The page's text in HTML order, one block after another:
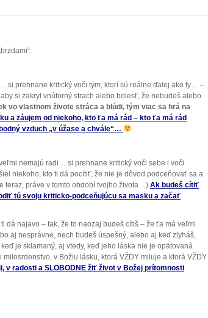
si prehnane kritický voči tým, ktorí sú reálne ďalej ako ty… –
si zakryl vnútorný strach alebo bolesť, že nebudeš alebo
vo vlastnom živote stráca a blúdi, tým viac sa hrá na
a záujem od niekoho, kto ťa má rád – kto ťa má rád
vzduch „v úžase a chvále“…
nemajú radi… si prehnane kritický voči sebe i voči
niekoho, kto ti dá pocítiť, že nie je dôvod podceňovať sa a
teraz, práve v tomto období tvojho života…) Ak budeš cítiť
tú svoju kriticko-podceňujúcu sa masku a začať
dá najavo – tak, že to naozaj budeš cítiš – že ťa má veľmi
aj nesprávne, nech budeš úspešný, alebo aj keď zlyháš,
keď je sklamaný, aj vtedy, keď jeho láska nie je opätovaná
v Božiu lásku, ktorá VŽDY miluje a ktorá VŽDY
radosti a SLOBODNE žiť život v Božej prítomnosti